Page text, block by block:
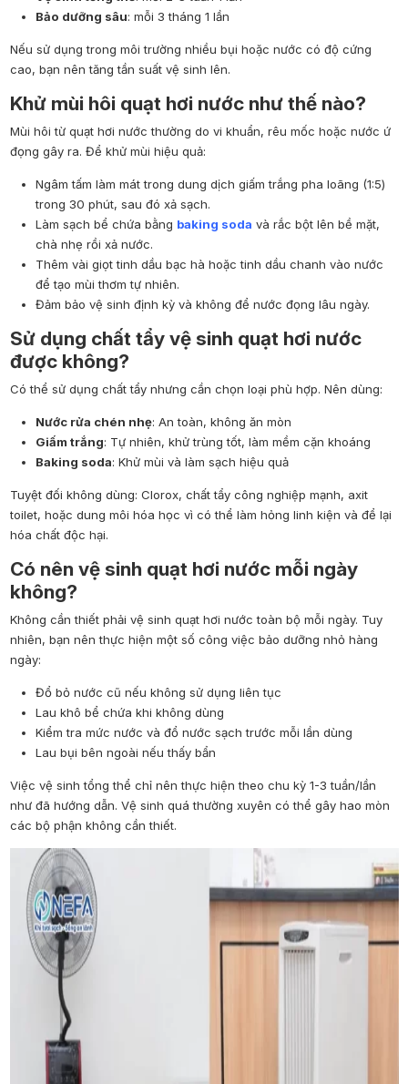
Bảo dưỡng sâu: mỗi 3 tháng 1 lần
Nếu sử dụng trong môi trường nhiều bụi hoặc nước có độ cứng
cao, bạn nên tăng tần suất vệ sinh lên.
Khử mùi hôi quạt hơi nước như thế nào?
Mùi hôi từ quạt hơi nước thường do vi khuẩn, rêu mốc hoặc nước ứ
đọng gây ra. Để khử mùi hiệu quả:
Ngâm tấm làm mát trong dung dịch giấm trắng pha loãng (1:5)
trong 30 phút, sau đó xả sạch.
Làm sạch bể chứa bằng baking soda và rắc bột lên bề mặt,
chà nhẹ rồi xả nước.
Thêm vài giọt tinh dầu bạc hà hoặc tinh dầu chanh vào nước
để tạo mùi thơm tự nhiên.
Đảm bảo vệ sinh định kỳ và không để nước đọng lâu ngày.
Sử dụng chất tẩy vệ sinh quạt hơi nước
được không?
Có thể sử dụng chất tẩy nhưng cần chọn loại phù hợp. Nên dùng:
Nước rửa chén nhẹ: An toàn, không ăn mòn
Giấm trắng: Tự nhiên, khử trùng tốt, làm mềm cặn khoáng
Baking soda: Khử mùi và làm sạch hiệu quả
Tuyệt đối không dùng: Clorox, chất tẩy công nghiệp mạnh, axit
toilet, hoặc dung môi hóa học vì có thể làm hỏng linh kiện và để lại
hóa chất độc hại.
Có nên vệ sinh quạt hơi nước mỗi ngày
không?
Không cần thiết phải vệ sinh quạt hơi nước toàn bộ mỗi ngày. Tuy
nhiên, bạn nên thực hiện một số công việc bảo dưỡng nhỏ hàng
ngày:
Đổ bỏ nước cũ nếu không sử dụng liên tục
Lau khô bể chứa khi không dùng
Kiểm tra mức nước và đổ nước sạch trước mỗi lần dùng
Lau bụi bên ngoài nếu thấy bẩn
Việc vệ sinh tổng thể chỉ nên thực hiện theo chu kỳ 1-3 tuần/lần
như đã hướng dẫn. Vệ sinh quá thường xuyên có thể gây hao mòn
các bộ phận không cần thiết.